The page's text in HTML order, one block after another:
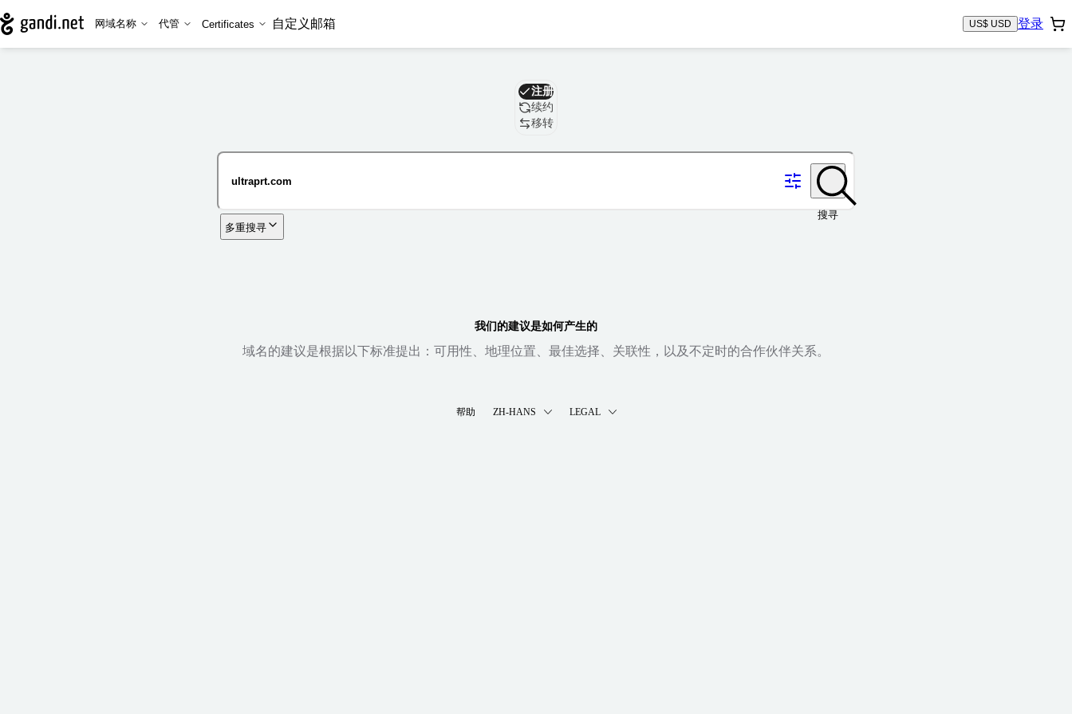
网域名称 代管 Certificates 自定义邮箱 US$ USD 登录
域名注册
续约
移转
搜寻
多重搜寻
我们的建议是如何产生的
域名的建议是根据以下标准提出：可用性、地理位置、最佳选择、关联性，以及不定时的合作伙伴关系。
帮助 ZH-HANS LEGAL